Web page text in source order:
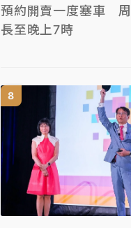
預約開賣一度塞車
長至晚上7時